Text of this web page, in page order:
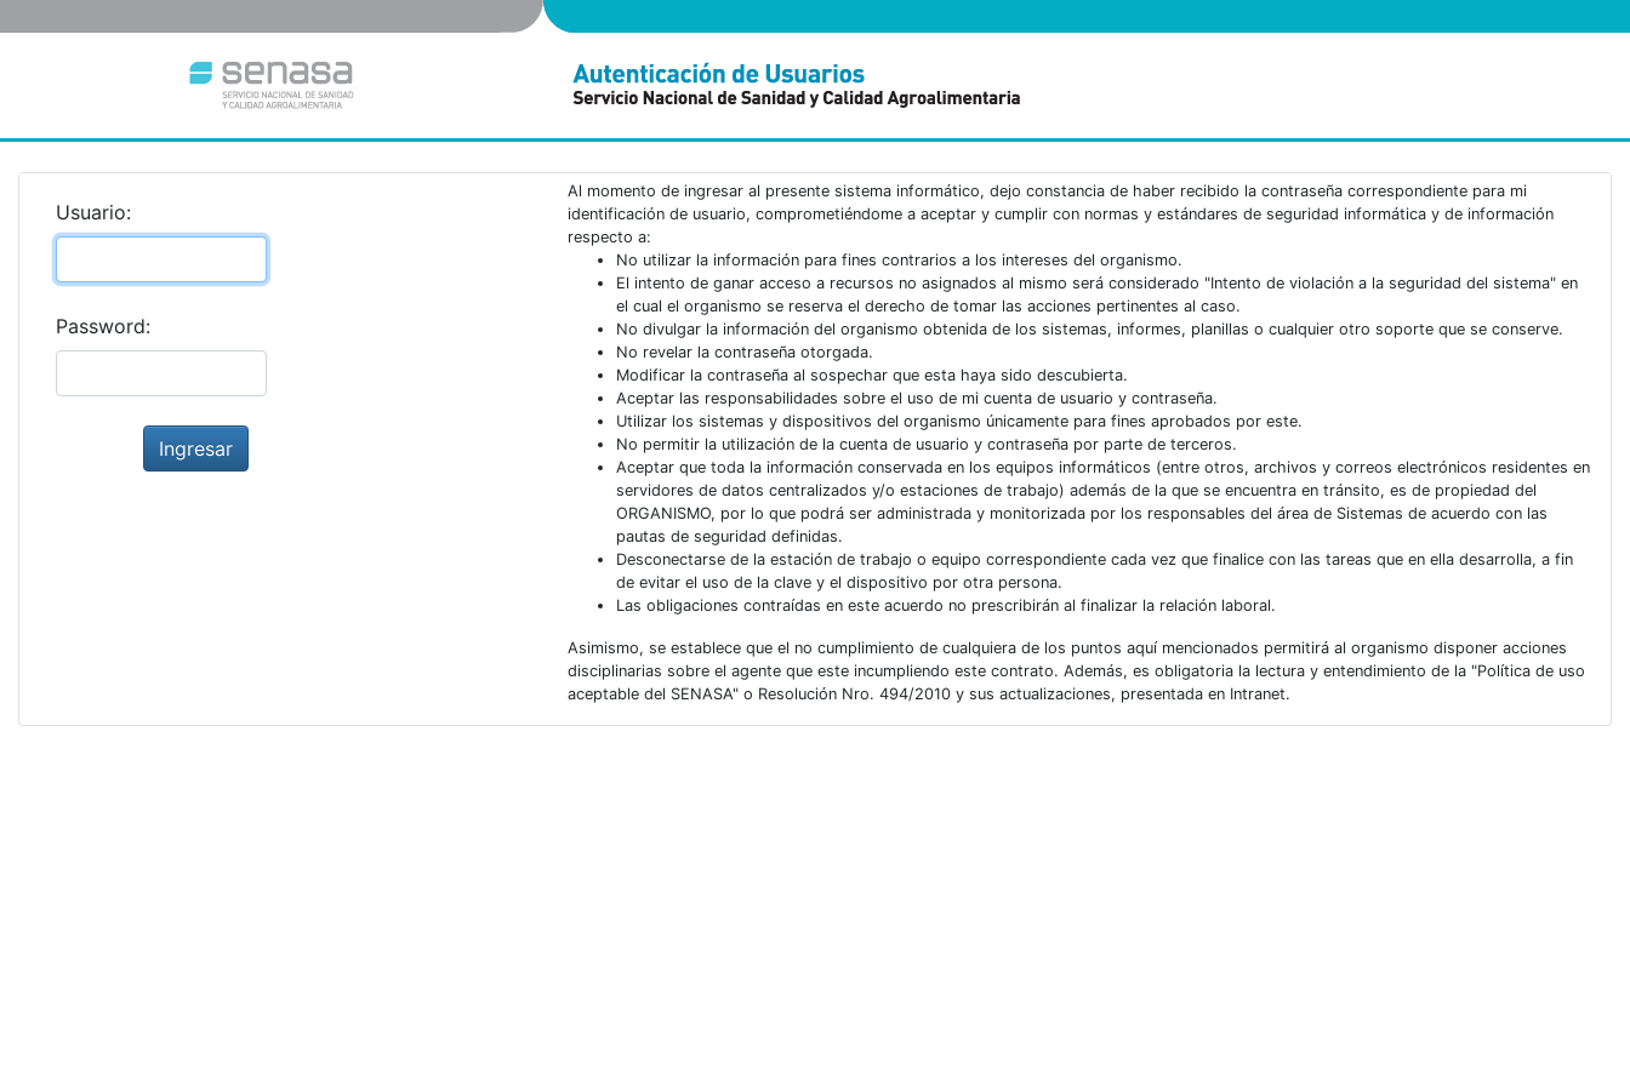
Usuario:
Password:
Al momento de ingresar al presente sistema informático, dejo constancia de haber recibido la contraseña correspondiente para mi
identificación de usuario, comprometiéndome a aceptar y cumplir con normas y estándares de seguridad informática y de información
respecto a:
No utilizar la información para fines contrarios a los intereses del organismo.
El intento de ganar acceso a recursos no asignados al mismo será considerado "Intento de violación a la seguridad del sistema" en
el cual el organismo se reserva el derecho de tomar las acciones pertinentes al caso.
No divulgar la información del organismo obtenida de los sistemas, informes, planillas o cualquier otro soporte que se conserve.
No revelar la contraseña otorgada.
Modificar la contraseña al sospechar que esta haya sido descubierta.
Aceptar las responsabilidades sobre el uso de mi cuenta de usuario y contraseña.
Utilizar los sistemas y dispositivos del organismo únicamente para fines aprobados por este.
No permitir la utilización de la cuenta de usuario y contraseña por parte de terceros.
Aceptar que toda la información conservada en los equipos informáticos (entre otros, archivos y correos electrónicos residentes en
servidores de datos centralizados y/o estaciones de trabajo) además de la que se encuentra en tránsito, es de propiedad del
ORGANISMO, por lo que podrá ser administrada y monitorizada por los responsables del área de Sistemas de acuerdo con las
pautas de seguridad definidas.
Desconectarse de la estación de trabajo o equipo correspondiente cada vez que finalice con las tareas que en ella desarrolla, a fin
de evitar el uso de la clave y el dispositivo por otra persona.
Las obligaciones contraídas en este acuerdo no prescribirán al finalizar la relación laboral.
Asimismo, se establece que el no cumplimiento de cualquiera de los puntos aquí mencionados permitirá al organismo disponer acciones
disciplinarias sobre el agente que este incumpliendo este contrato. Además, es obligatoria la lectura y entendimiento de la "Política de uso
aceptable del SENASA" o Resolución Nro. 494/2010 y sus actualizaciones, presentada en Intranet.